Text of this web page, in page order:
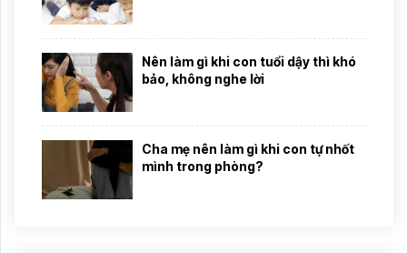
Nên làm gì khi con tuổi dậy thì khó
bảo, không nghe lời
Cha mẹ nên làm gì khi con tự nhốt
mình trong phòng?